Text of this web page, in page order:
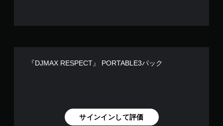
『DJMAX RESPECT』 PORTABLE3パック
サインインして評価